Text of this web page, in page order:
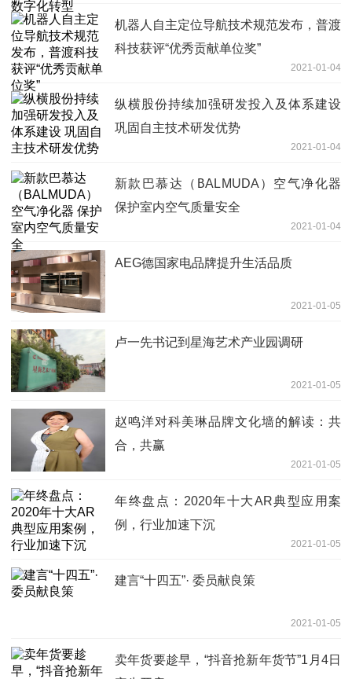
机器人自主定位导航技术规范发布，普渡
科技获评“优秀贡献单位奖”
2021-01-04
纵横股份持续加强研发投入及体系建设
巩固自主技术研发优势
2021-01-04
新款巴慕达（BALMUDA）空气净化器
保护室内空气质量安全
2021-01-04
AEG德国家电品牌提升生活品质
2021-01-05
卢一先书记到星海艺术产业园调研
2021-01-05
赵鸣洋对科美琳品牌文化墙的解读：共
合，共赢
2021-01-05
年终盘点：2020年十大AR典型应用案
例，行业加速下沉
2021-01-05
建言“十四五”· 委员献良策
2021-01-05
卖年货要趁早，“抖音抢新年货节”1月4日